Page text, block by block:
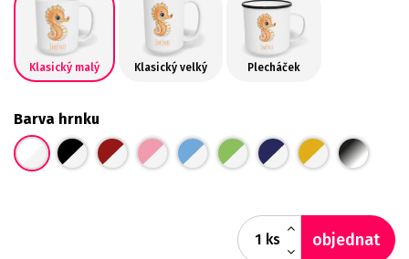
Klasický malý Klasický velký Plecháček
Barva hrnku
ks objednat